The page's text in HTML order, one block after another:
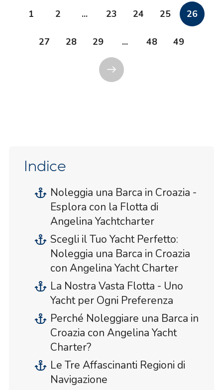
1 2 ... 23 24 25 26
27 28 29 ... 48 49
Indice
Noleggia una Barca in Croazia -
Esplora con la Flotta di
Angelina Yachtcharter
Scegli il Tuo Yacht Perfetto:
Noleggia una Barca in Croazia
con Angelina Yacht Charter
La Nostra Vasta Flotta - Uno
Yacht per Ogni Preferenza
Perché Noleggiare una Barca in
Croazia con Angelina Yacht
Charter?
Le Tre Affascinanti Regioni di
Navigazione